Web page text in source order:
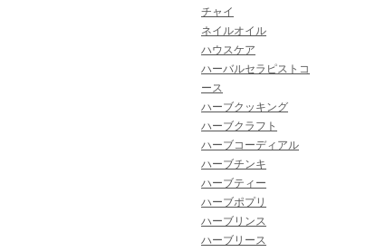
チャイ
ネイルオイル
ハウスケア
ハーバルセラピストコ
ース
ハーブクッキング
ハーブクラフト
ハーブコーディアル
ハーブチンキ
ハーブティー
ハーブポプリ
ハーブリンス
ハーブリース